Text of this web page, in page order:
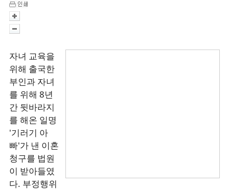
자녀 교육을
위해 출국한
부인과 자녀
를 위해 8년
간 뒷바라지
를 해온 일명
'기러기 아
빠'가 낸 이혼
청구를 법원
이 받아들였
다. 부정행위